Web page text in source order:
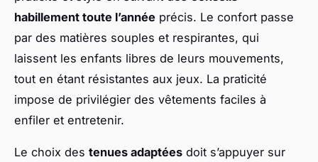
habillement toute l’année précis. Le confort passe
par des matières souples et respirantes, qui
laissent les enfants libres de leurs mouvements,
tout en étant résistantes aux jeux. La praticité
impose de privilégier des vêtements faciles à
enfiler et entretenir.
Le choix des tenues adaptées doit s’appuyer sur